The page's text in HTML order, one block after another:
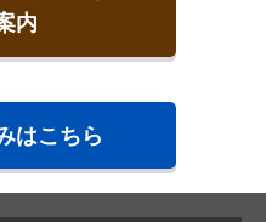
内
はこちら